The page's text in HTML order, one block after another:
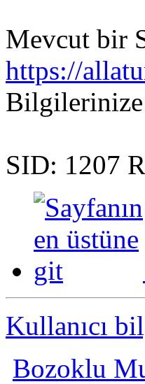
Mevcut bir
https://
Bilgilerinize
SID: 1207
Kullanıcı
Bozoklu